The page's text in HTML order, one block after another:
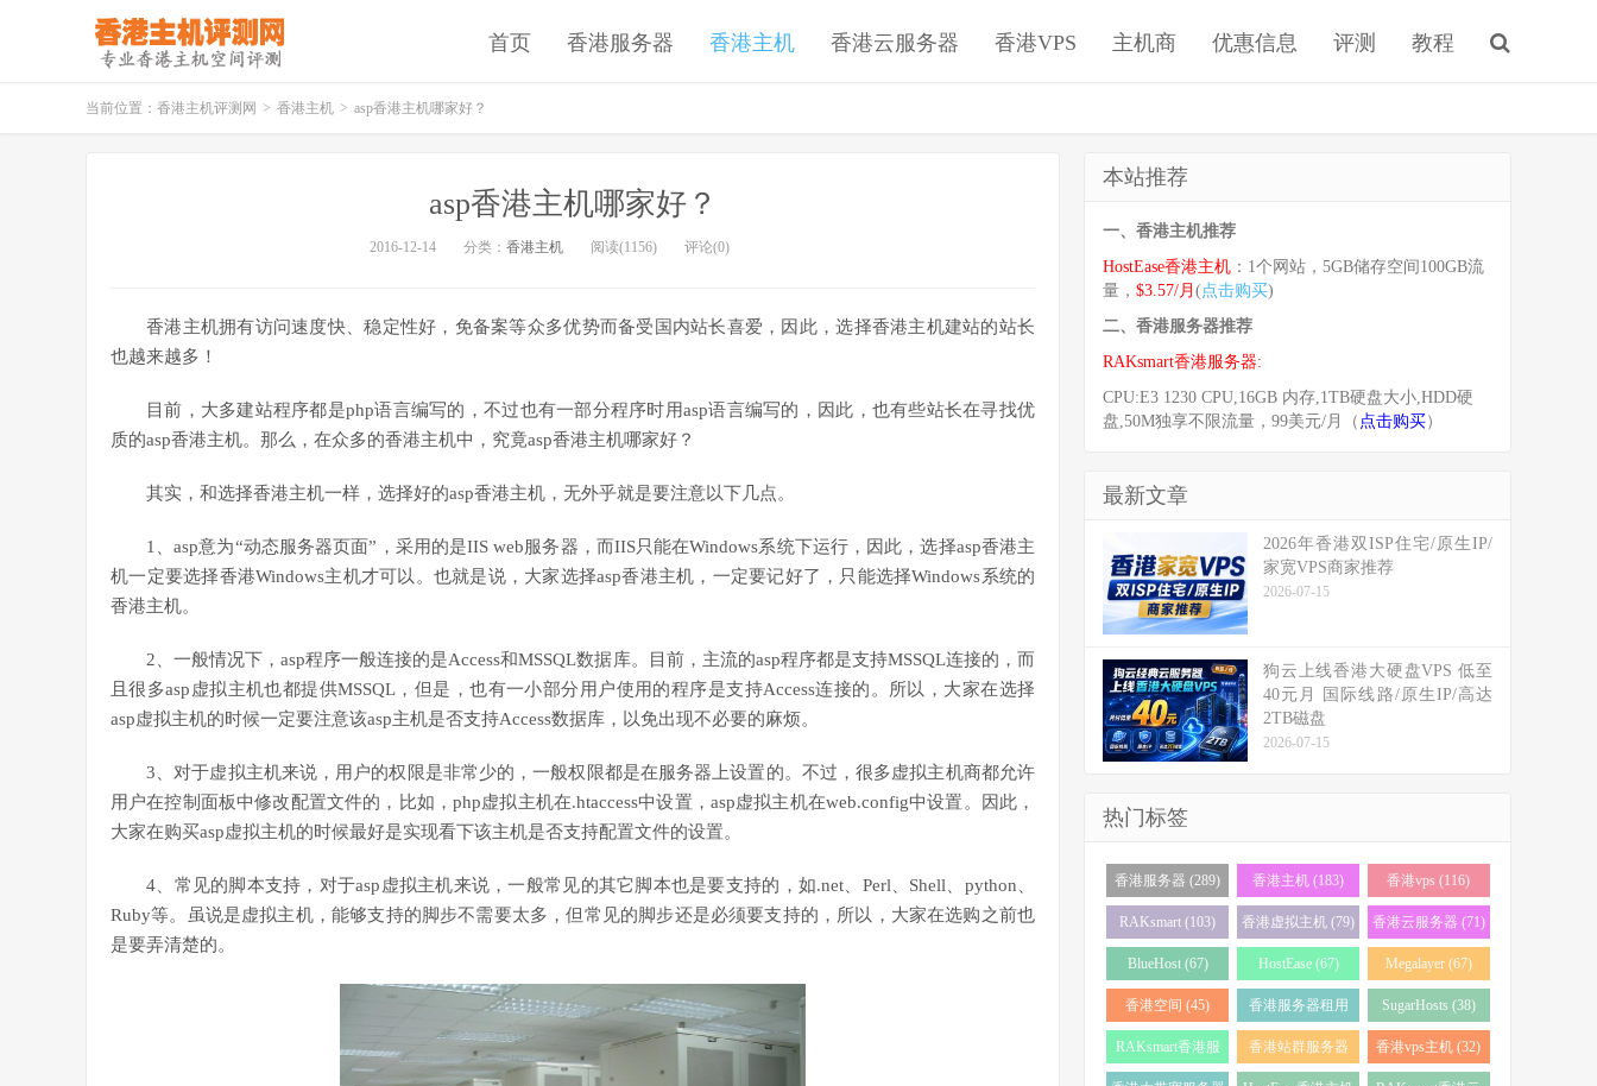
首页 香港服务器 香港主机 香港云服务器 香港VPS 主机商 优惠信息 评测 教程
当前位置： 香港主机评测网 > 香港主机 > asp香港主机哪家好？
asp香港主机哪家好？
2016-12-14 分类： 香港主机 阅读(1156) 评论(0)
香港主机拥有访问速度快、稳定性好，免备案等众多优势而备受国内站长喜爱，因此，选择香港主机建站的站长
也越来越多！
目前，大多建站程序都是php语言编写的，不过也有一部分程序时用asp语言编写的，因此，也有些站长在寻找优
质的asp香港主机。那么，在众多的香港主机中，究竟asp香港主机哪家好？
其实，和选择香港主机一样，选择好的asp香港主机，无外乎就是要注意以下几点。
1、asp意为“动态服务器页面”，采用的是IIS web服务器，而IIS只能在Windows系统下运行，因此，选择asp香港主
机一定要选择香港Windows主机才可以。也就是说，大家选择asp香港主机，一定要记好了，只能选择Windows系统的
香港主机。
2、一般情况下，asp程序一般连接的是Access和MSSQL数据库。目前，主流的asp程序都是支持MSSQL连接的，而
且很多asp虚拟主机也都提供MSSQL，但是，也有一小部分用户使用的程序是支持Access连接的。所以，大家在选择
asp虚拟主机的时候一定要注意该asp主机是否支持Access数据库，以免出现不必要的麻烦。
3、对于虚拟主机来说，用户的权限是非常少的，一般权限都是在服务器上设置的。不过，很多虚拟主机商都允许
用户在控制面板中修改配置文件的，比如，php虚拟主机在.htaccess中设置，asp虚拟主机在web.config中设置。因此，
大家在购买asp虚拟主机的时候最好是实现看下该主机是否支持配置文件的设置。
4、常见的脚本支持，对于asp虚拟主机来说，一般常见的其它脚本也是要支持的，如.net、Perl、Shell、python、
Ruby等。虽说是虚拟主机，能够支持的脚步不需要太多，但常见的脚步还是必须要支持的，所以，大家在选购之前也
是要弄清楚的。
本站推荐
一、香港主机推荐
HostEase香港主机 ：1个网站，5GB储存空间100GB流
量， $3.57/月 ( 点击购买)
二、香港服务器推荐
RAKsmart香港服务器:
CPU:E3 1230 CPU,16GB 内存,1TB硬盘大小,HDD硬
盘,50M独享不限流量，99美元/月（ 点击购买）
最新文章
2026年香港双ISP住宅/原生IP/
家宽VPS商家推荐
2026-07-15
狗云上线香港大硬盘VPS 低至
40元月 国际线路/原生IP/高达
2TB磁盘
2026-07-15
热门标签
香港服务器 (289) 香港主机 (183) 香港vps (116)
RAKsmart (103) 香港虚拟主机 (79) 香港云服务器 (71)
BlueHost (67) HostEase (67) Megalayer (67)
香港空间 (45)
香港服务器租用
(43)
SugarHosts (38)
RAKsmart香港服
务器 (38)
香港站群服务器
(34)
香港vps主机 (32)